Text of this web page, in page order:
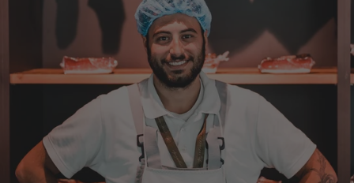
Verifizierter Kunde
Die Ware wurde sehr schnell geliefert und ich
habe sie dann auch gleich probiert und es ist
natürlich ein wunderbarer Geschmack aus
Tirol und ich bin froh, dass sie so eine gute
Qualität liefert
7.8.2026